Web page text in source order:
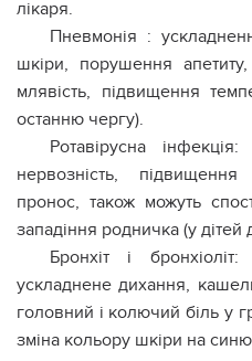
лікаря.
Пневмонія :
шкіри, порушення
млявість, підвищення
останню чергу).
Ротавірусна
нервозність,
пронос, також можуть
западіння родничка (у дітей
Бронхіт і
ускладнене дихання,
головний і колючий біль у
зміна кольору шкіри на